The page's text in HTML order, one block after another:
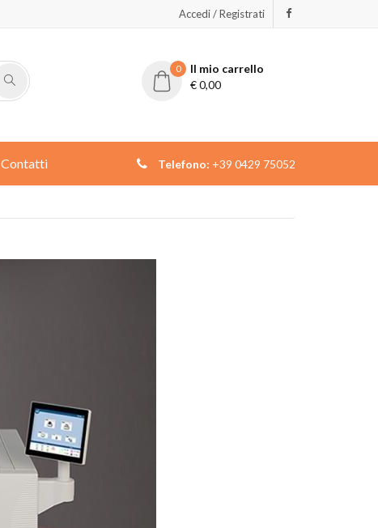
Accedi / Registrati
0
Il mio carrello
€0,00
Contatti Telefono: +39 0429 75052